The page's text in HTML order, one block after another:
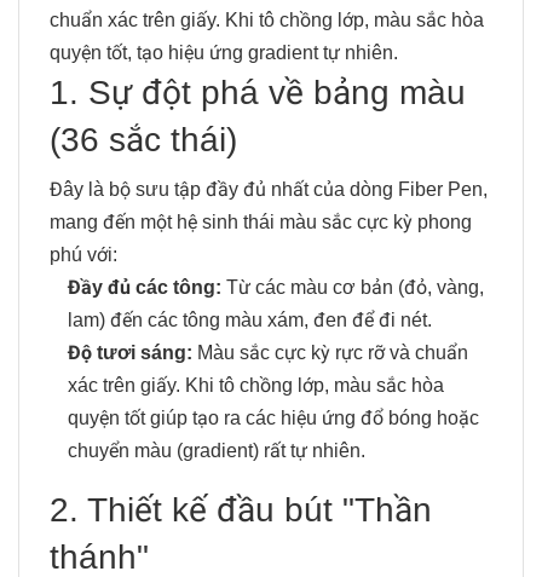
chuẩn xác trên giấy. Khi tô chồng lớp, màu sắc hòa
quyện tốt, tạo hiệu ứng gradient tự nhiên.
1. Sự đột phá về bảng màu
(36 sắc thái)
Đây là bộ sưu tập đầy đủ nhất của dòng Fiber Pen,
mang đến một hệ sinh thái màu sắc cực kỳ phong
phú với:
Đầy đủ các tông: Từ các màu cơ bản (đỏ, vàng,
lam) đến các tông màu xám, đen để đi nét.
Độ tươi sáng: Màu sắc cực kỳ rực rỡ và chuẩn
xác trên giấy. Khi tô chồng lớp, màu sắc hòa
quyện tốt giúp tạo ra các hiệu ứng đổ bóng hoặc
chuyển màu (gradient) rất tự nhiên.
2. Thiết kế đầu bút "Thần
thánh"